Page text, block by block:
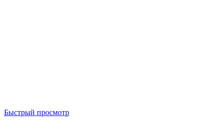
Быстрый просмотр